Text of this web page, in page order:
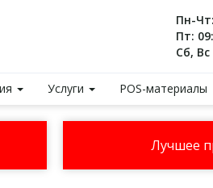
Пн-
Пт:
Сб,
Услуги POS-материалы
Лучшее